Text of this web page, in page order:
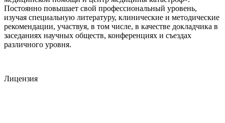
Постоянно повышает свой профессиональный уровень,
изучая специальную литературу, клинические и методические
рекомендации, участвуя, в том числе, в качестве докладчика в
заседаниях научных обществ, конференциях и съездах
различного уровня.
Лицензия